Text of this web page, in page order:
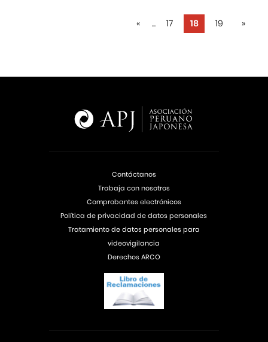
« ... 17 18 19 »
Contáctanos
Trabaja con nosotros
Comprobantes electrónicos
Política de privacidad de datos personales
Tratamiento de datos personales para
videovigilancia
Derechos ARCO